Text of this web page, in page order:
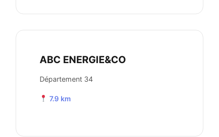
ABC ENERGIE&CO
Département 34
7.9 km